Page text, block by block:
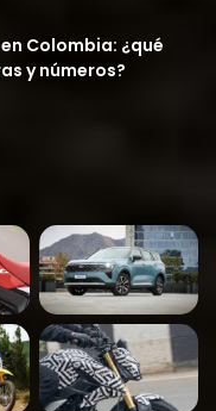
Colombia: ¿qué
y números?